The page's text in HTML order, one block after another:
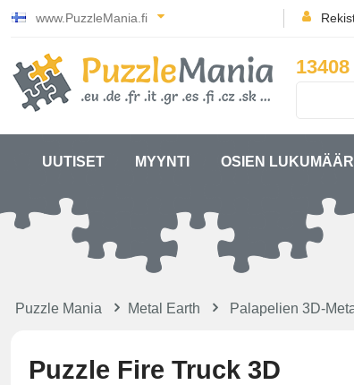
www.PuzzleMania.fi
13408
UUTISET MYYNTI OSIEN
Puzzle Mania Metal Earth Palapelien 3D-
Puzzle Fire Truck 3D